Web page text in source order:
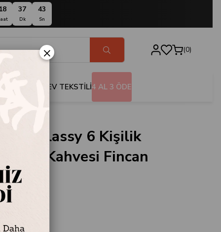
18 37
Dk
42
Sn
0
EV TEKSTİLİ4 AL 3 ÖDE
Moor Classy 6 Kişilik
Türk Kahvesi Fincan
×